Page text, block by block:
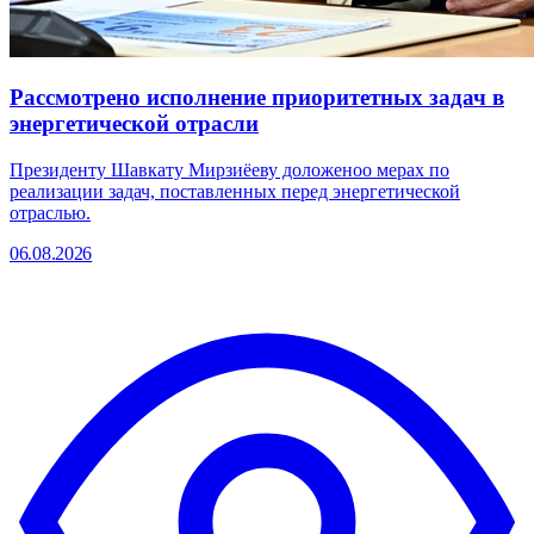
Рассмотрено исполнение приоритетных задач в
энергетической отрасли
Президенту Шавкату Мирзиёеву доложеноо мерах по
реализации задач, поставленных перед энергетической
отраслью.
06.08.2026